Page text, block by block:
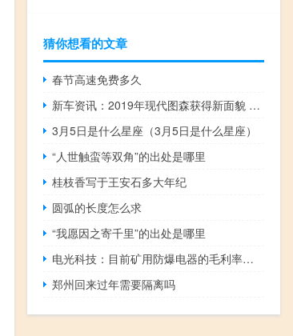
猜你想看的文章
春节高速免费多久
新车资讯：2019年现代图森获得新面貌 安全性和技术升级
3月5日是什么星座（3月5日是什么星座）
“人世触蛮等双角”的出处是哪里
桂枝香写于王安石多大年纪
圆弧的长度怎么求
“我愿因之寄千里”的出处是哪里
电光科技：目前矿用防爆电器的毛利率超过40%
郑州回来过年需要隔离吗